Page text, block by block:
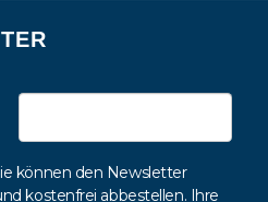
können den Newsletter
kostenfrei abbestellen. Ihre